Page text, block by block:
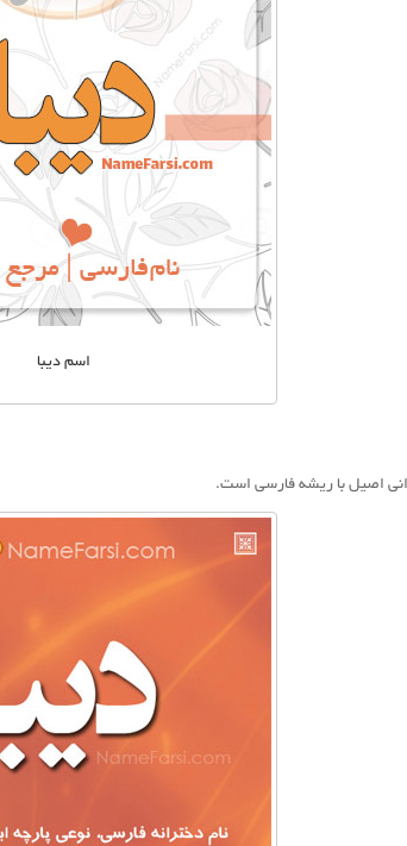
اسم دیبا
اصیل با ریشه فارسی است.